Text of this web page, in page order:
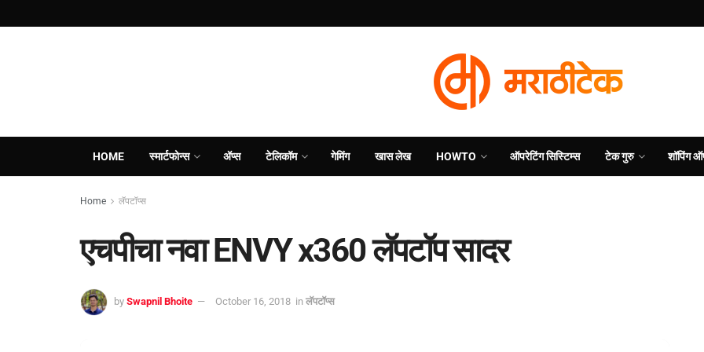
HOME स्मार्टफोन्स ॲप्स टेलिकॉम गेमिंग खास लेख HOWTO ऑपरेटिंग सिस्टिम्स टेक गुरु शॉपिंग
Home लॅपटॉप्स
एचपीचा नवा ENVY x360 लॅपटॉप सादर
by Swapnil Bhoite October 16, 2018 in लॅपटॉप्स